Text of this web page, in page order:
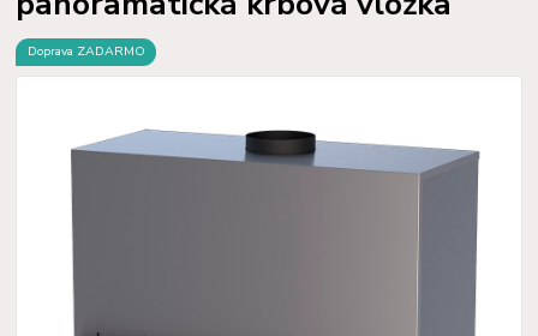
Doprava ZADARMO